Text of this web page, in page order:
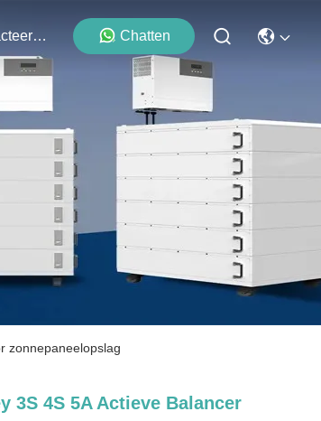
Contacteer Ons Chatten
zonnepaneelopslag
3S 4S 5A Actieve Balancer